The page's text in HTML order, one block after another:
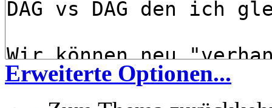
Erweiterte Optionen...